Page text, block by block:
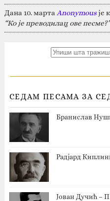
Дана 10. марта Anonymousје
“Ко је преводилац ове
СЕДАМ ПЕСАМА ЗА
Бранислав
Радјард
Јован Дучић